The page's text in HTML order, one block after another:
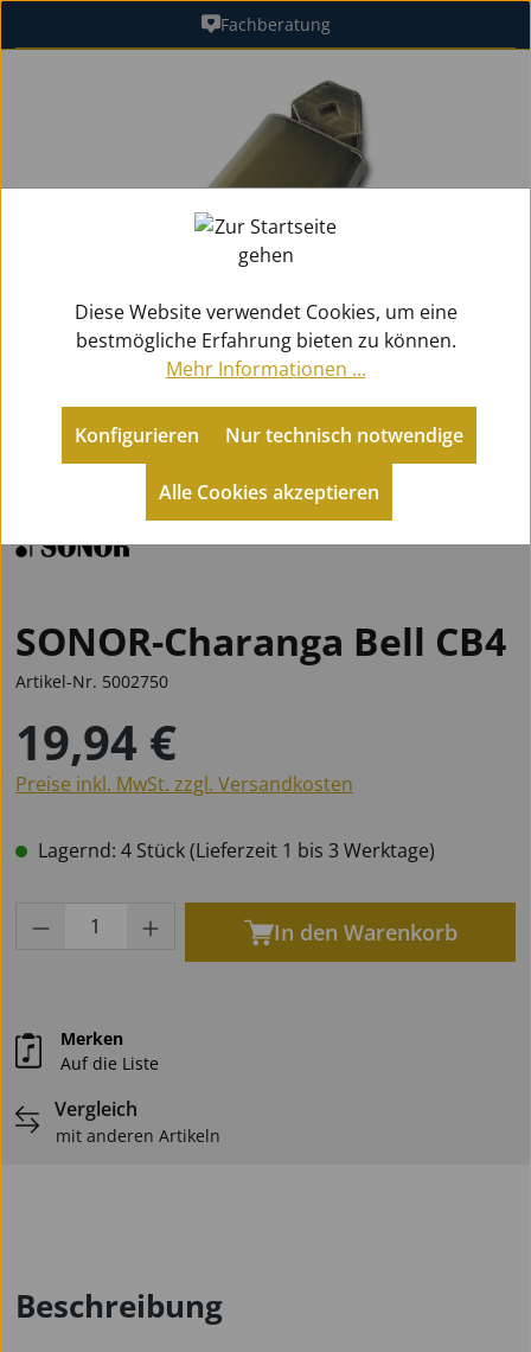
Zum Hauptinhalt springenFachberatung
SONOR-Charanga Bell CB4
Artikel-Nr. 5002750
Regulärer Preis:
19,94 €
Preise inkl. MwSt. zzgl. Versandkosten
Lagernd: 4 Stück (Lieferzeit 1 bis 3 Werktage)
Produkt Anzahl: Gib den gewünschten
In den Warenkorb
Merken
Auf die Liste
Vergleich
mit anderen Artikeln
Beschreibung
Diese Website verwendet Cookies, um eine
bestmögliche Erfahrung bieten zu können.
Mehr Informationen ...
Konfigurieren
Alle Cookies akzeptieren
Nur technisch notwendige